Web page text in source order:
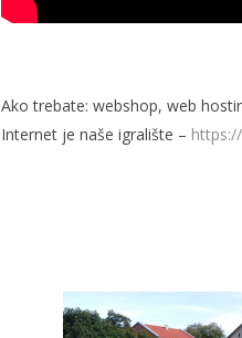
Ako trebate: webshop, web
Internet je naše igralište –